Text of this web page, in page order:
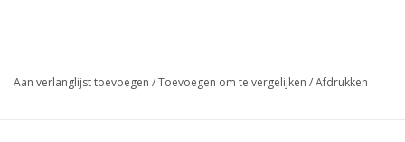
Aan verlanglijst toevoegen /Toevoegen om te vergelijken /Afdrukken